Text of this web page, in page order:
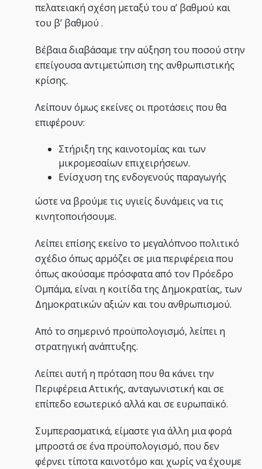
πελατειακή σχέση μεταξύ του α’ βαθμού και
του β’ βαθμού .
Βέβαια διαβάσαμε την αύξηση του ποσού στην
επείγουσα αντιμετώπιση της ανθρωπιστικής
κρίσης.
Λείπουν όμως εκείνες οι προτάσεις που θα
επιφέρουν:
Στήριξη της καινοτομίας και των
μικρομεσαίων επιχειρήσεων.
Ενίσχυση της ενδογενούς παραγωγής
ώστε να βρούμε τις υγιείς δυνάμεις να τις
κινητοποιήσουμε.
Λείπει επίσης εκείνο το μεγαλόπνοο πολιτικό
σχέδιο όπως αρμόζει σε μια περιφέρεια που
όπως ακούσαμε πρόσφατα από τον Πρόεδρο
Ομπάμα, είναι η κοιτίδα της Δημοκρατίας, των
Δημοκρατικών αξιών και του ανθρωπισμού.
Από το σημερινό προϋπολογισμό, λείπει η
στρατηγική ανάπτυξης.
Λείπει αυτή η πρόταση που θα κάνει την
Περιφέρεια Αττικής, ανταγωνιστική και σε
επίπεδο εσωτερικό αλλά και σε ευρωπαϊκό.
Συμπερασματικά, είμαστε για άλλη μια φορά
μπροστά σε ένα προϋπολογισμό, που δεν
φέρνει τίποτα καινοτόμο και χωρίς να έχουμε